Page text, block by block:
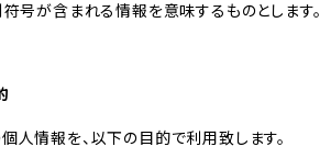
符号が含まれる情報を意味するものとします。
人情報を、以下の目的で利用致します。